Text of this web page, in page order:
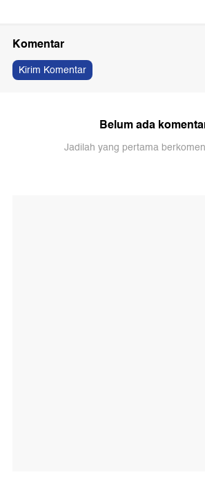
Komentar
Kirim Komentar
Belum ada
Jadilah yang pertama